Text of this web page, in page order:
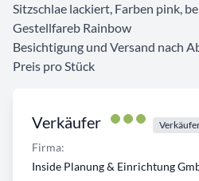
Verkäufer
Firma:
Inside Planung & Einrichtung
Sitzschlae lackiert, Farben pink,
Gestellfareb Rainbow
Besichtigung und Versand nach
Preis pro Stück